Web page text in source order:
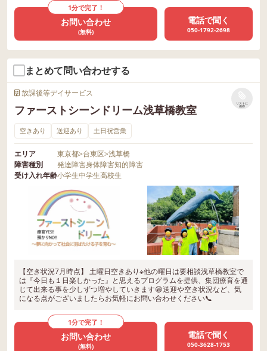
1分で完了！
お問い合わせ
(無料)
電話で聞く
050-1792-2698
まとめて問い合わせする
放課後等デイサービス
ファーストシーンドリーム浅草橋教室
リストに
保存
空きあり 送迎あり 土日祝営業
エリア 東京都>台東区>浅草橋
障害種別
発達障害身体障害知的障害
受け入れ年齢小学生中学生高校生
【空き状況7月時点】 土曜日空きあり※他の曜日は要相談浅草橋教室で
は『今日も１日楽しかった』と思えるプログラムを提供、集団療育を通
じて出来る事を少しずつ増やしていきます😁送迎や空き状況など、気
になる点がございましたらお気軽にお問い合わせください📞
1分で完了！
お問い合わせ
(無料)
電話で聞く
050-3628-1753